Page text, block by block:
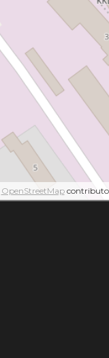
OpenStreetMap